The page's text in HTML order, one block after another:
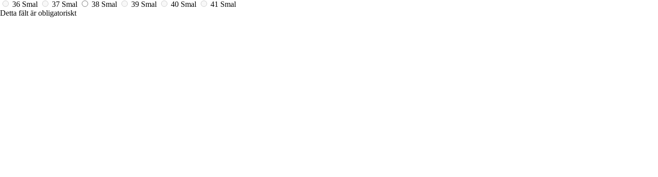
36 Smal
37 Smal 38 Smal 39 Smal 40 Smal
41 Smal
Detta fält är obligatoriskt